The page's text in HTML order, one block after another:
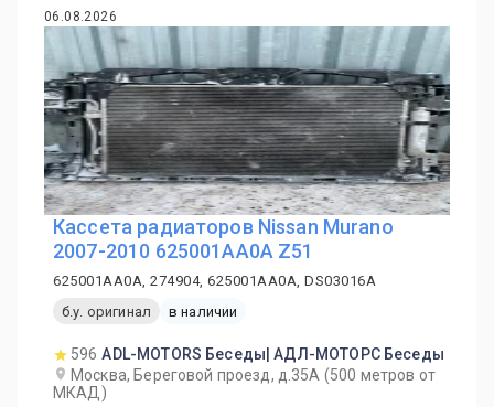
06.08.2026
Кассета радиаторов Nissan Murano
2007-2010 625001AA0A Z51
625001AA0A, 274904, 625001AA0A, DS03016A
б.у. оригинал
в наличии
596 ADL-MOTORS Беседы| АДЛ-МОТОРС Беседы
Москва, Береговой проезд, д.35А (500 метров от
МКАД)